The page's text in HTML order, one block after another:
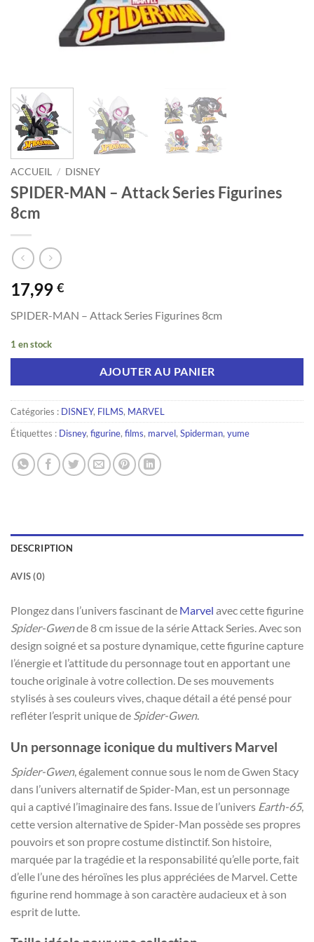
ACCUEIL / DISNEY
SPIDER-MAN – Attack Series Figurines
8cm
17,99 €
SPIDER-MAN – Attack Series Figurines 8cm
1 en stock
AJOUTER AU PANIER
Catégories : DISNEY, FILMS, MARVEL
Étiquettes : Disney, figurine, films, marvel, Spiderman, yume
DESCRIPTION
AVIS (0)
Plongez dans l’univers fascinant de Marvel avec cette figurine
Spider-Gwende 8 cm issue de la série Attack Series. Avec son
design soigné et sa posture dynamique, cette figurine capture
l’énergie et l’attitude du personnage tout en apportant une
touche originale à votre collection. De ses mouvements
stylisés à ses couleurs vives, chaque détail a été pensé pour
refléter l’esprit unique de Spider-Gwen.
Un personnage iconique du multivers Marvel
Spider-Gwen, également connue sous le nom de Gwen Stacy
dans l’univers alternatif de Spider-Man, est un personnage
qui a captivé l’imaginaire des fans. Issue de l’univers Earth-65,
cette version alternative de Spider-Man possède ses propres
pouvoirs et son propre costume distinctif. Son histoire,
marquée par la tragédie et la responsabilité qu’elle porte, fait
d’elle l’une des héroïnes les plus appréciées de Marvel. Cette
figurine rend hommage à son caractère audacieux et à son
esprit de lutte.